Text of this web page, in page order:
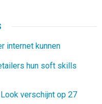
internet kunnen
hun soft skills
verschijnt op 27